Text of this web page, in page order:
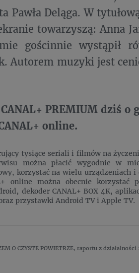
Pawła Deląga. W
towarzyszą: Anna
gościnnie wystąpił
Autorem muzyki jest
PREMIUM dziś o
online.
tysiące seriali i filmów na
można płacić wygodnie w
korzystać na wielu urządzeniach
online można obecnie korzystać
dekoder CANAL+ BOX 4K,
przystawki Android TV i Apple TV.
O CZYSTE POWIETRZE, raportu z